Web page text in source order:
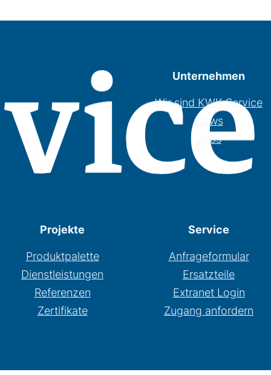
Unternehmen
Wir sind KWK Service
News
Jobs
Projekte
Produktpalette
Dienstleistungen
Referenzen
Zertifikate
Service
Anfrageformular
Ersatzteile
Extranet Login
Zugang anfordern